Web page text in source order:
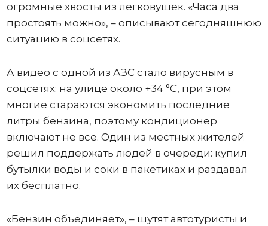
огромные хвосты из легковушек. «Часа два
простоять можно», – описывают сегодняшнюю
ситуацию в соцсетях.
А видео с одной из АЗС стало вирусным в
соцсетях: на улице около +34 °C, при этом
многие стараются экономить последние
литры бензина, поэтому кондиционер
включают не все. Один из местных жителей
решил поддержать людей в очереди: купил
бутылки воды и соки в пакетиках и раздавал
их бесплатно.
«Бензин объединяет», – шутят автотуристы и